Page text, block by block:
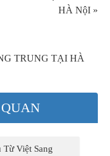
HÀ NộI »
TRUNG TẠI HÀ
Việt Sang